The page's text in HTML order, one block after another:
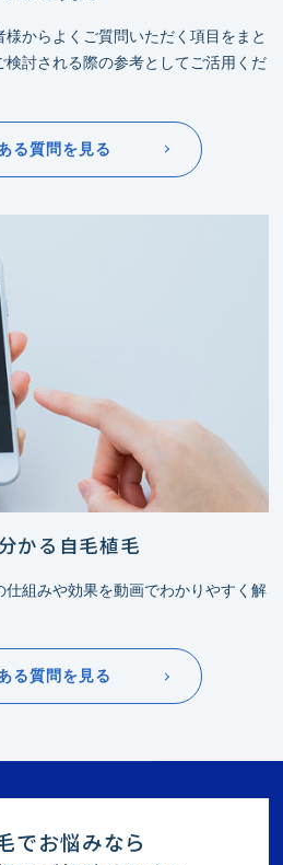
からよくご質問いただく項目をまと
討される際の参考としてご活用くだ
る質問を見る
かる自毛植毛
組みや効果を動画でわかりやすく解
る質問を見る
でお悩みなら